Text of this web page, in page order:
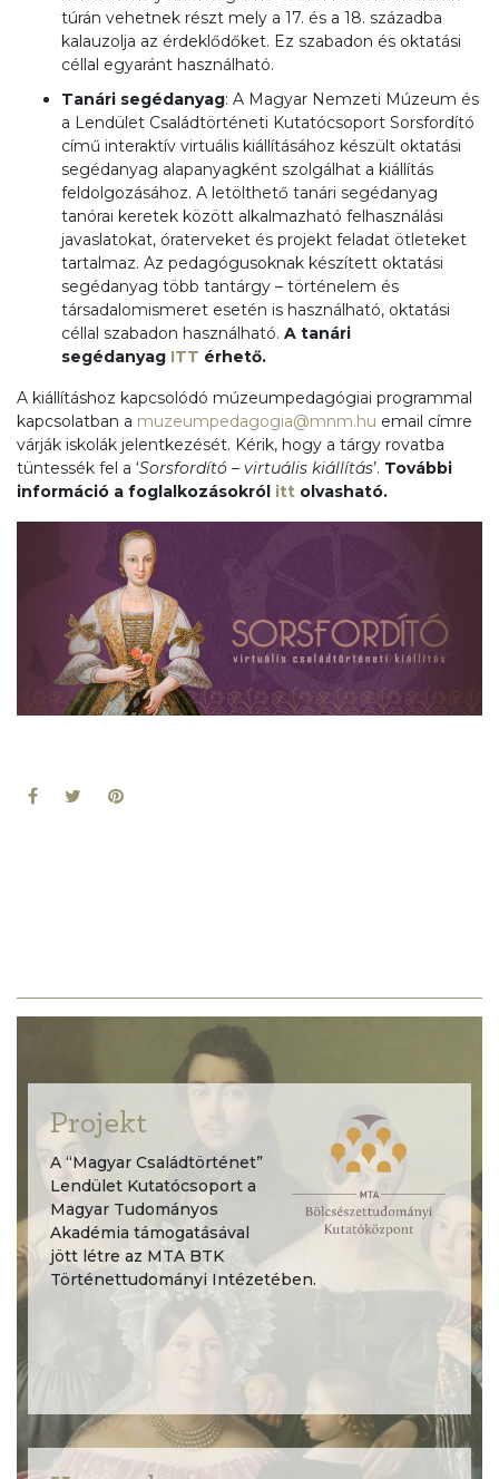
túrán vehetnek részt mely a 17. és a 18. századba
kalauzolja az érdeklődőket. Ez szabadon és oktatási
céllal egyaránt használható.
Tanári segédanyag: A Magyar Nemzeti Múzeum és
a Lendület Családtörténeti Kutatócsoport Sorsfordító
című interaktív virtuális kiállításához készült oktatási
segédanyag alapanyagként szolgálhat a kiállítás
feldolgozásához. A letölthető tanári segédanyag
tanórai keretek között alkalmazható felhasználási
javaslatokat, óraterveket és projekt feladat ötleteket
tartalmaz. Az pedagógusoknak készített oktatási
segédanyag több tantárgy – történelem és
társadalomismeret esetén is használható, oktatási
céllal szabadon használható. A tanári
segédanyag ITT érhető.
A kiállításhoz kapcsolódó múzeumpedagógiai programmal
kapcsolatban a muzeumpedagogia@mnm.hu email címre
várják iskolák jelentkezését. Kérik, hogy a tárgy rovatba
tüntessék fel a ‘Sorsfordító – virtuális kiállítás’. További
információ a foglalkozásokról itt olvasható.
Projekt
A “Magyar Családtörténet”
Lendület Kutatócsoport a
Magyar Tudományos
Akadémia támogatásával
jött létre az MTA BTK
Történettudományi Intézetében.